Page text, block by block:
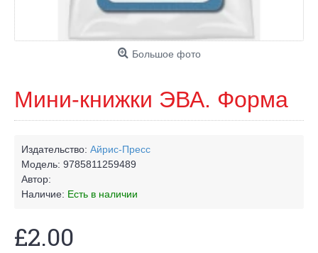
Большое фото
Мини-книжки ЭВА. Форма
Издательство: Айрис-Пресс
Модель: 9785811259489
Автор:
Наличие: Есть в наличии
£2.00